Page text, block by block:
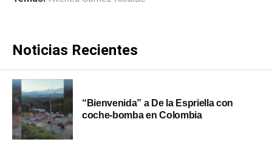
Noticias Recientes
“Bienvenida” a De la Espriella con
coche-bomba en Colombia